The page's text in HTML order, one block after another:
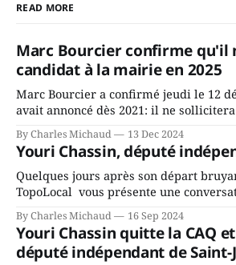
READ MORE
Marc Bourcier confirme qu'il
candidat à la mairie en 2025
Marc Bourcier a confirmé jeudi le 12
avait annoncé dès 2021: il ne
mandat à titre de maire de Saint-
fait l’annonce en s’adressant aux
rassemblés en soirée pour leur
By Charles Michaud 13 Dec 2024
Youri Chassin, député
Quelques jours après son départ
TopoLocal vous présente une
Chassin. Nous avons causé de sa
depuis longtemps? Sera-t-il candidat
ans? Joindrait-il un autre parti, par
conservateurs d’Éric Duhaime? Que lui
By Charles Michaud 16 Sep 2024
Youri Chassin quitte la CAQ
député indépendant de Saint-